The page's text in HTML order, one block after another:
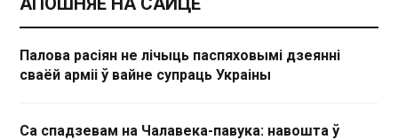
Палова расіян не лічыць паспяховымі дзеянні
сваёй арміі ў вайне супраць Украіны
Са спадзевам на Чалавека-павука: навошта ў